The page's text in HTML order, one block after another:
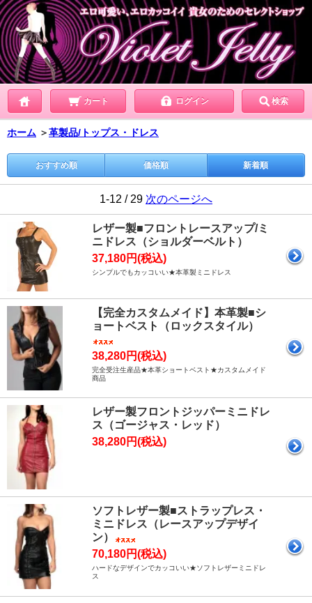
カート ログイン 検索
ホーム ＞革製品/トップス・ドレス
おすすめ順 価格順 新着順
1-12 / 29 次のページへ
レザー製■フロントレースアップ/ミ
ニドレス（ショルダーベルト）
37,180円(税込)
シンプルでもカッコいい★本革製ミニドレス
【完全カスタムメイド】本革製■シ
ョートベスト（ロックスタイル）
38,280円(税込)
完全受注生産品★本革ショートベスト★カスタムメイド
商品
レザー製フロントジッパーミニドレ
ス（ゴージャス・レッド）
38,280円(税込)
ソフトレザー製■ストラップレス・
ミニドレス（レースアップデザイ
ン）
70,180円(税込)
ハードなデザインでカッコいい★ソフトレザーミニドレ
ス